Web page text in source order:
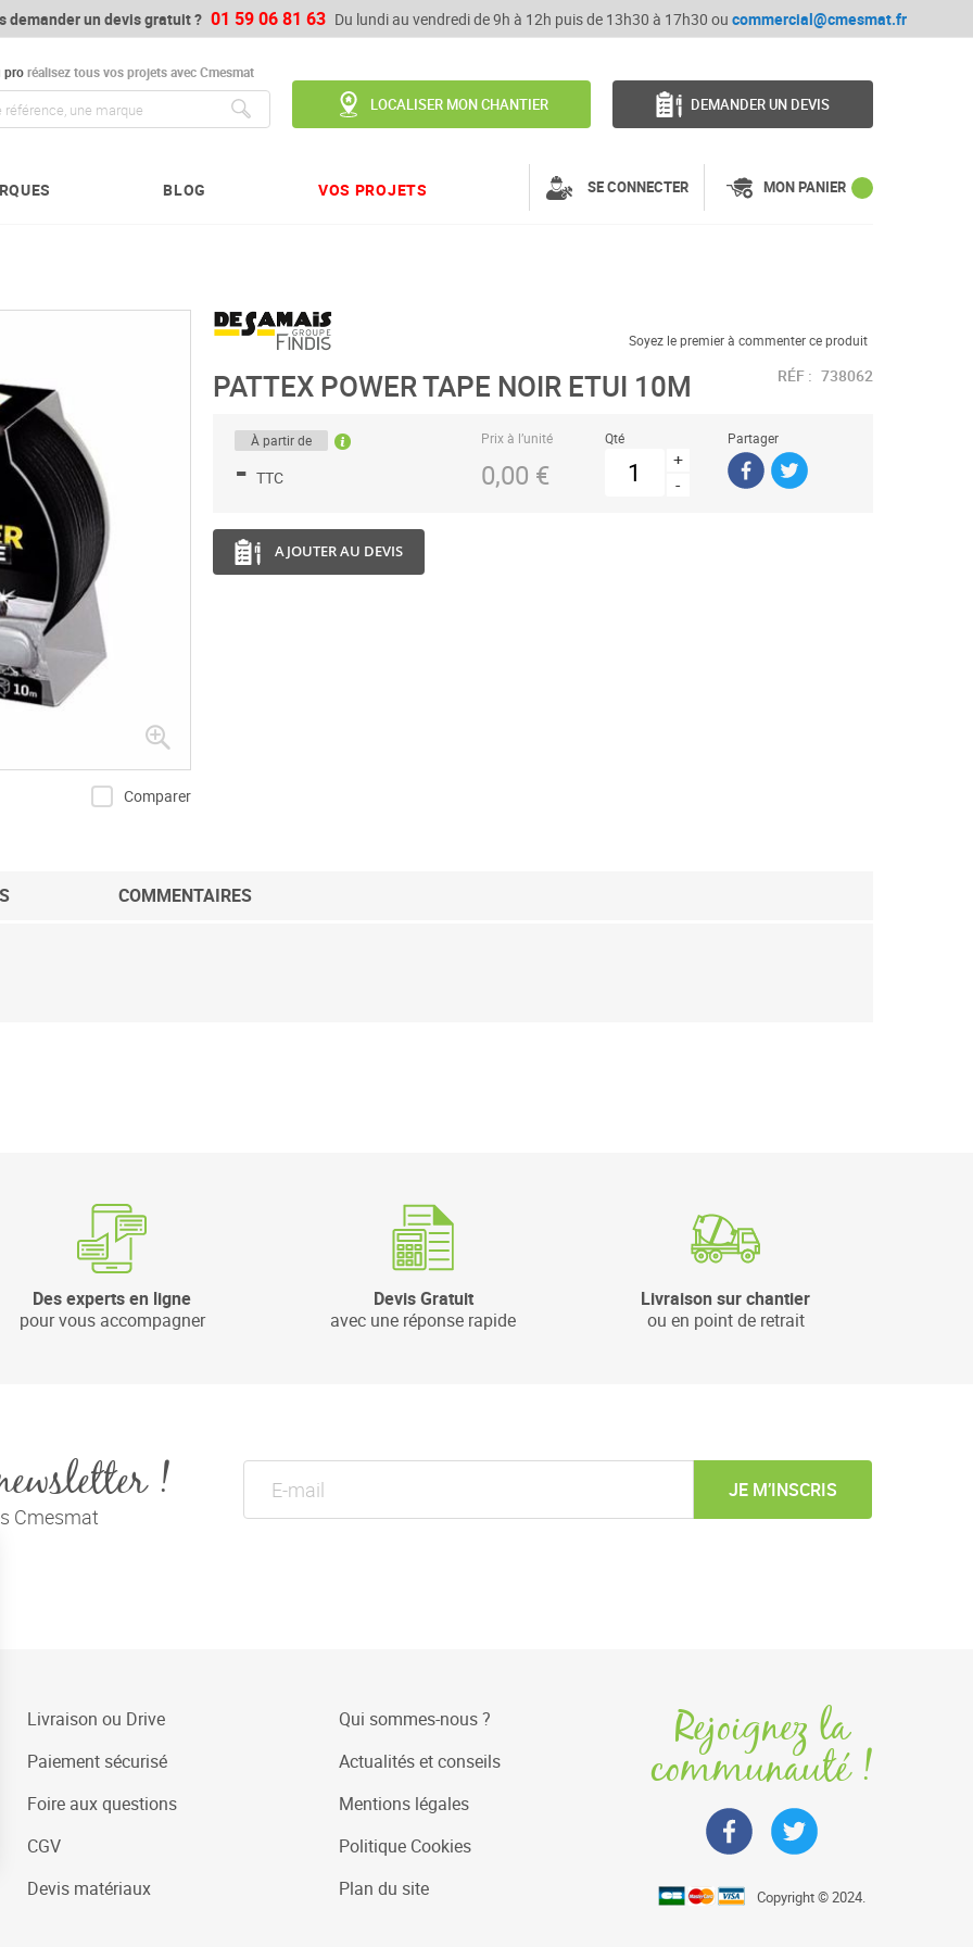
demander un devis gratuit ? 01 59 06 81 63 Du lundi au vendredi de 9h à 12h puis de 13h30 à 17h30 ou commercial@cmesmat.fr
proréalisez tous vos projets avec Cmesmat
LOCALISER MON CHANTIER DEMANDER UN DEVIS
BLOG VOS PROJETS SE CONNECTER MON PANIER
Comparer
Soyez le premier à commenter ce produit
PATTEX POWER TAPE NOIR ETUI 10M RÉF : 738062
À partir de
- TTC
Prix à l’unité
0,00 €
Qté
+
-
Partager
AJOUTER AU DEVIS
COMMENTAIRES
Des experts en ligne
pour vous accompagner
Devis Gratuit
avec une réponse rapide
Livraison sur chantier
ou en point de retrait
!
Cmesmat
JE M’INSCRIS
Livraison ou Drive
Paiement sécurisé
Foire aux questions
CGV
Devis matériaux
Qui sommes-nous ?
Actualités et conseils
Mentions légales
Politique Cookies
Plan du site
Rejoignez la
communauté !
Copyright © 2024.